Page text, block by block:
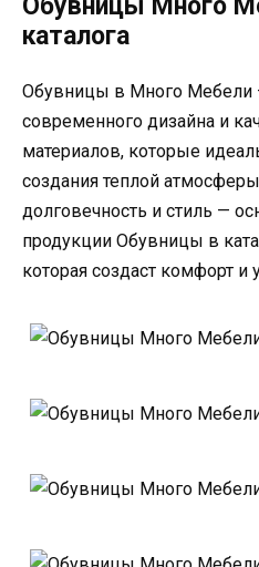
Обувницы Много
каталога
Обувницы в Много Мебели
современного дизайна и
материалов, которые
создания теплой
долговечность и стиль —
продукции Обувницы в
которая создаст комфорт и